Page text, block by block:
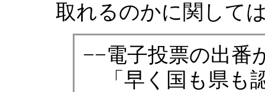
取れるのかに関して
−−電子投票の出番
「早く国も県も